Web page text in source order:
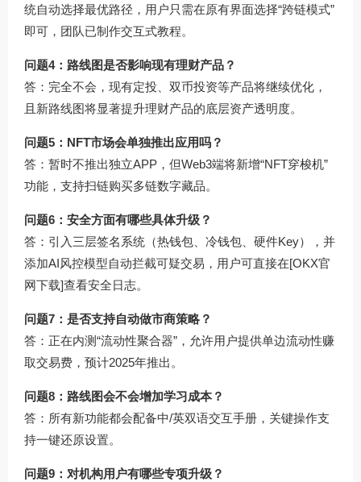
统自动选择最优路径，用户只需在原有界面选择“跨链模式”
即可，团队已制作交互式教程。
问题4：路线图是否影响现有理财产品？
答：完全不会，现有定投、双币投资等产品将继续优化，
且新路线图将显著提升理财产品的底层资产透明度。
问题5：NFT市场会单独推出应用吗？
答：暂时不推出独立APP，但Web3端将新增“NFT穿梭机”
功能，支持扫链购买多链数字藏品。
问题6：安全方面有哪些具体升级？
答：引入三层签名系统（热钱包、冷钱包、硬件Key），并
添加AI风控模型自动拦截可疑交易，用户可直接在[OKX官
网下载]查看安全日志。
问题7：是否支持自动做市商策略？
答：正在内测“流动性聚合器”，允许用户提供单边流动性赚
取交易费，预计2025年推出。
问题8：路线图会不会增加学习成本？
答：所有新功能都会配备中/英双语交互手册，关键操作支
持一键还原设置。
问题9：对机构用户有哪些专项升级？